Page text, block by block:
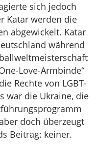
sich jedoch
Katar werden die
abgewickelt. Katar
während
Love-Armbinde“
Rechte von LGBT-
war die Ukraine, die
doch überzeugt
Beitrag: keiner.